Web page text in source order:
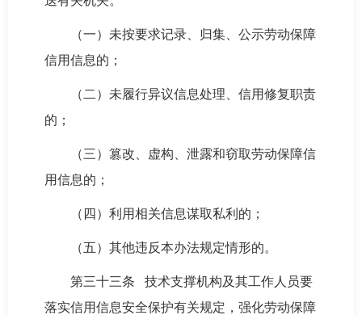
（一）未按要求记录、归集、公示劳动保障
信用信息的；
（二）未履行异议信息处理、信用修复职责
的；
（三）篡改、虚构、泄露和窃取劳动保障信
用信息的；
（四）利用相关信息谋取私利的；
（五）其他违反本办法规定情形的。
第三十三条 技术支撑机构及其工作人员要
落实信用信息安全保护有关规定，强化劳动保障